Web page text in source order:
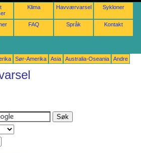
Klima Havværvarsel Sykloner
FAQ Språk Kontakt
Sør-Amerika Asia Australia-Oseania Andre